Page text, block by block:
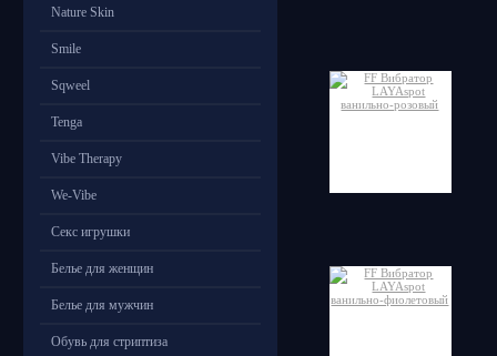
Nature Skin
Smile
Sqweel
Tenga
Vibe Therapy
We-Vibe
Секс игрушки
Белье для женщин
Белье для мужчин
Обувь для стриптиза